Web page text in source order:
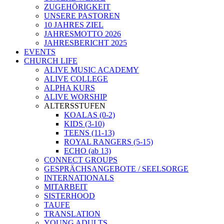
ZUGEHÖRIGKEIT
UNSERE PASTOREN
10 JAHRES ZIEL
JAHRESMOTTO 2026
JAHRESBERICHT 2025
EVENTS
CHURCH LIFE
ALIVE MUSIC ACADEMY
ALIVE COLLEGE
ALPHA KURS
ALIVE WORSHIP
ALTERSSTUFEN
KOALAS (0-2)
KIDS (3-10)
TEENS (11-13)
ROYAL RANGERS (5-15)
ECHO (ab 13)
CONNECT GROUPS
GESPRÄCHSANGEBOTE / SEELSORGE
INTERNATIONALS
MITARBEIT
SISTERHOOD
TAUFE
TRANSLATION